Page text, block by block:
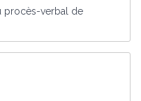
procès-verbal de